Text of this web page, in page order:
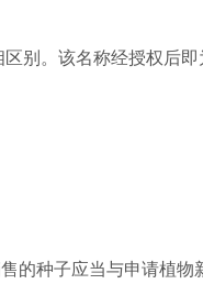
别。该名称经授权后
的种子应当与申请植物